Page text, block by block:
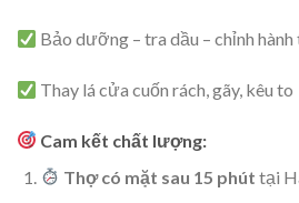
Bảo dưỡng – tra dầu – chỉnh hành
Thay lá cửa cuốn rách, gãy, kêu to
Cam kết chất lượng:
Thợ có mặt sau 15 phút tại